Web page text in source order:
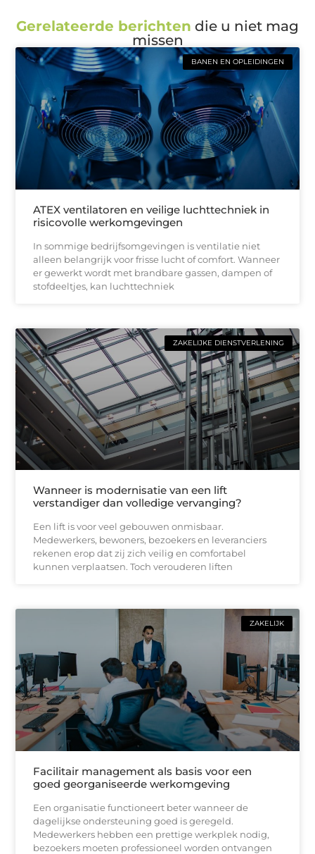
Gerelateerde berichten die u niet mag
missen
BANEN EN OPLEIDINGEN
ATEX ventilatoren en veilige luchttechniek in
risicovolle werkomgevingen
In sommige bedrijfsomgevingen is ventilatie niet
alleen belangrijk voor frisse lucht of comfort. Wanneer
er gewerkt wordt met brandbare gassen, dampen of
stofdeeltjes, kan luchttechniek
ZAKELIJKE DIENSTVERLENING
Wanneer is modernisatie van een lift
verstandiger dan volledige vervanging?
Een lift is voor veel gebouwen onmisbaar.
Medewerkers, bewoners, bezoekers en leveranciers
rekenen erop dat zij zich veilig en comfortabel
kunnen verplaatsen. Toch verouderen liften
ZAKELIJK
Facilitair management als basis voor een
goed georganiseerde werkomgeving
Een organisatie functioneert beter wanneer de
dagelijkse ondersteuning goed is geregeld.
Medewerkers hebben een prettige werkplek nodig,
bezoekers moeten professioneel worden ontvangen